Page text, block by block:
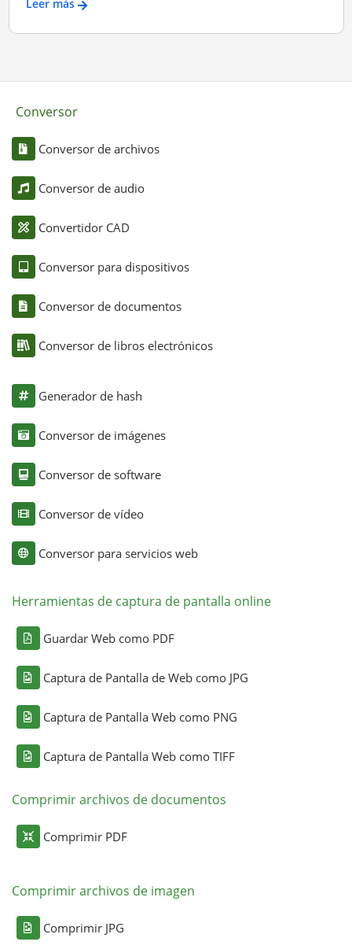
Leer más
Conversor
Conversor de archivos
Conversor de audio
Convertidor CAD
Conversor para dispositivos
Conversor de documentos
Conversor de libros electrónicos
Generador de hash
Conversor de imágenes
Conversor de software
Conversor de vídeo
Conversor para servicios web
Herramientas de captura de pantalla online
Guardar Web como PDF
Captura de Pantalla de Web como JPG
Captura de Pantalla Web como PNG
Captura de Pantalla Web como TIFF
Comprimir archivos de documentos
Comprimir PDF
Comprimir archivos de imagen
Comprimir JPG